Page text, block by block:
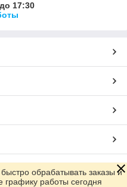
17:30
обрабатывать заказы и
графику работы сегодня